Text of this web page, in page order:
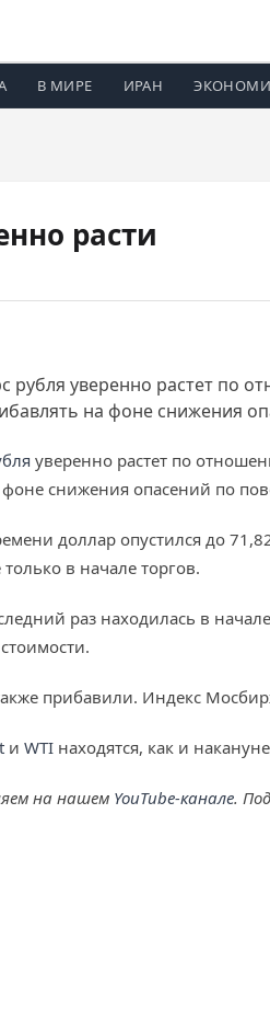
В МИРЕ ИРАН
расти
рубля уверенно растет по
на фоне снижения
уверенно растет по
снижения опасений по
доллар опустился до
в начале торгов.
раз находилась в
прибавили. Индекс
и WTI находятся, как и
на нашем YouTube-канале.